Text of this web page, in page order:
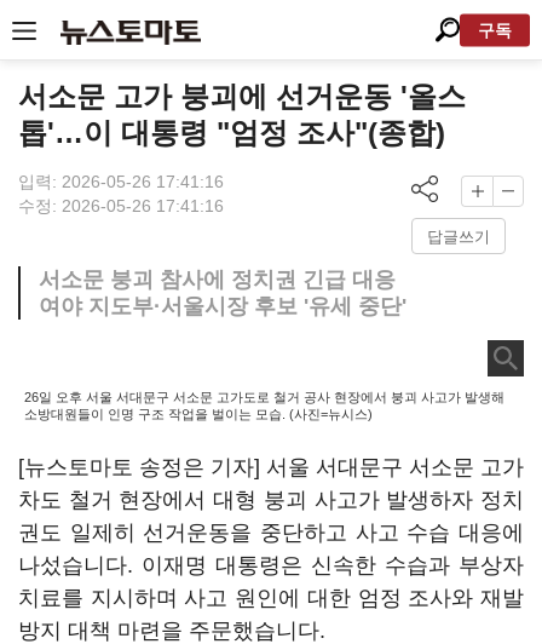
구독
서소문 고가 붕괴에 선거운동 '올스
톱'…이 대통령 "엄정 조사"(종합)
입력: 2026-05-26 17:41:16
수정: 2026-05-26 17:41:16
답글쓰기
서소문 붕괴 참사에 정치권 긴급 대응
여야 지도부·서울시장 후보 '유세 중단'
26일 오후 서울 서대문구 서소문 고가도로 철거 공사 현장에서 붕괴 사고가 발생해
소방대원들이 인명 구조 작업을 벌이는 모습. (사진=뉴시스)
[뉴스토마토 송정은 기자] 서울 서대문구 서소문 고가
차도 철거 현장에서 대형 붕괴 사고가 발생하자 정치
권도 일제히 선거운동을 중단하고 사고 수습 대응에
나섰습니다. 이재명 대통령은 신속한 수습과 부상자
치료를 지시하며 사고 원인에 대한 엄정 조사와 재발
방지 대책 마련을 주문했습니다.